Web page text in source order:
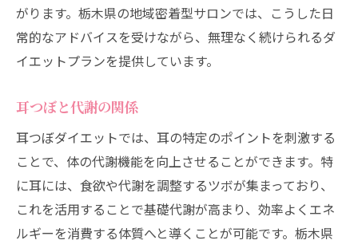
がります。栃木県の地域密着型サロンでは、こうした日
常的なアドバイスを受けながら、無理なく続けられるダ
イエットプランを提供しています。
耳つぼと代謝の関係
耳つぼダイエットでは、耳の特定のポイントを刺激する
ことで、体の代謝機能を向上させることができます。特
に耳には、食欲や代謝を調整するツボが集まっており、
これを活用することで基礎代謝が高まり、効率よくエネ
ルギーを消費する体質へと導くことが可能です。栃木県